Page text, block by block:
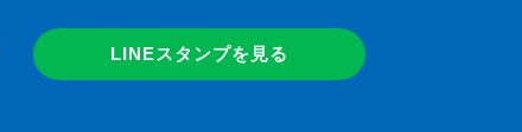
LINEスタンプを見る